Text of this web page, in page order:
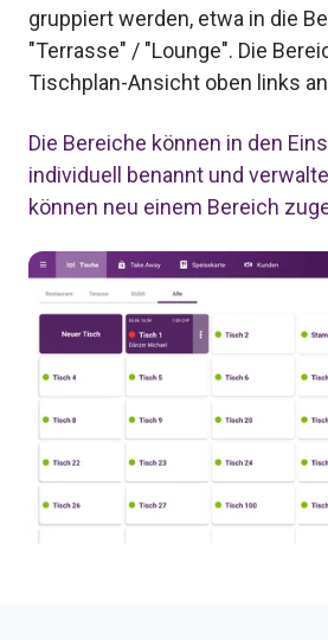
gruppiert werden, etwa in die
"Terrasse" / "Lounge". Die
Tischplan-Ansicht oben links
Die Bereiche können in den
individuell benannt und
können neu einem Bereich